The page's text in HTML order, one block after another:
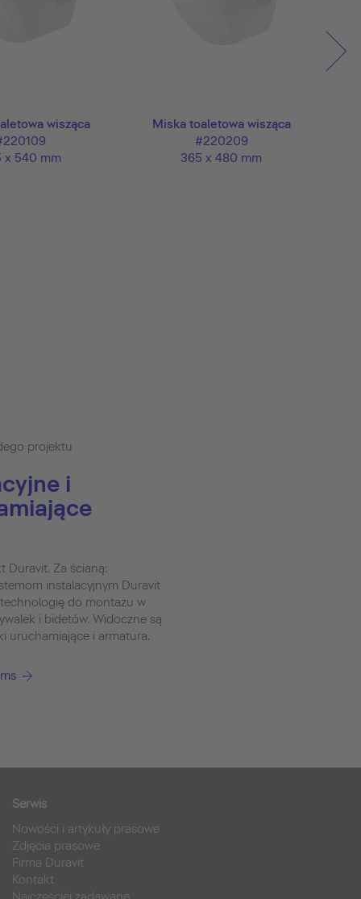
wisząca
x 540 mm
Miska toaletowa wisząca
#220209
365 x 480 mm
projektu
i
Duravit. Za ścianą:
instalacyjnym Duravit
do montażu w
i bidetów. Widoczne są
uruchamiające i armatura.
Serwis
Nowości i artykuły prasowe
Zdjęcia prasowe
Firma Duravit
Kontakt